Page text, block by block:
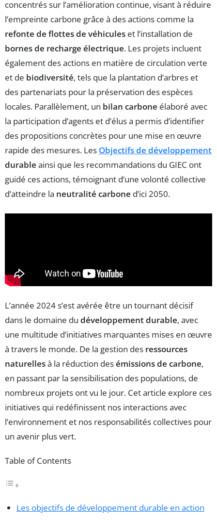
concentrés sur l’amélioration continue, visant à réduire
l’empreinte carbone grâce à des actions comme la
refonte de flottes de véhicules et l’installation de
bornes de recharge électrique. Les projets incluent
également des actions en matière de circulation verte
et de biodiversité, tels que la plantation d’arbres et
des partenariats pour la préservation des espèces
locales. Parallèlement, un bilan carbone élaboré avec
la participation d’agents et d’élus a permis d’identifier
des propositions concrètes pour une mise en œuvre
rapide des mesures. Les Objectifs de développement
durable ainsi que les recommandations du GIEC ont
guidé ces actions, témoignant d’une volonté collective
d’atteindre la neutralité carbone d’ici 2050.
L’année 2024 s’est avérée être un tournant décisif
dans le domaine du développement durable, avec
une multitude d’initiatives marquantes mises en œuvre
à travers le monde. De la gestion des ressources
naturellesà la réduction desémissions de carbone,
en passant par la sensibilisation des populations, de
nombreux projets ont vu le jour. Cet article explore ces
initiatives qui redéfinissent nos interactions avec
l’environnement et nos responsabilités collectives pour
un avenir plus vert.
Table of Contents
Les objectifs de développement durable en action